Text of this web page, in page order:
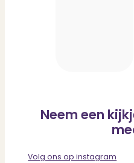
Neem een
Volg ons op instagram